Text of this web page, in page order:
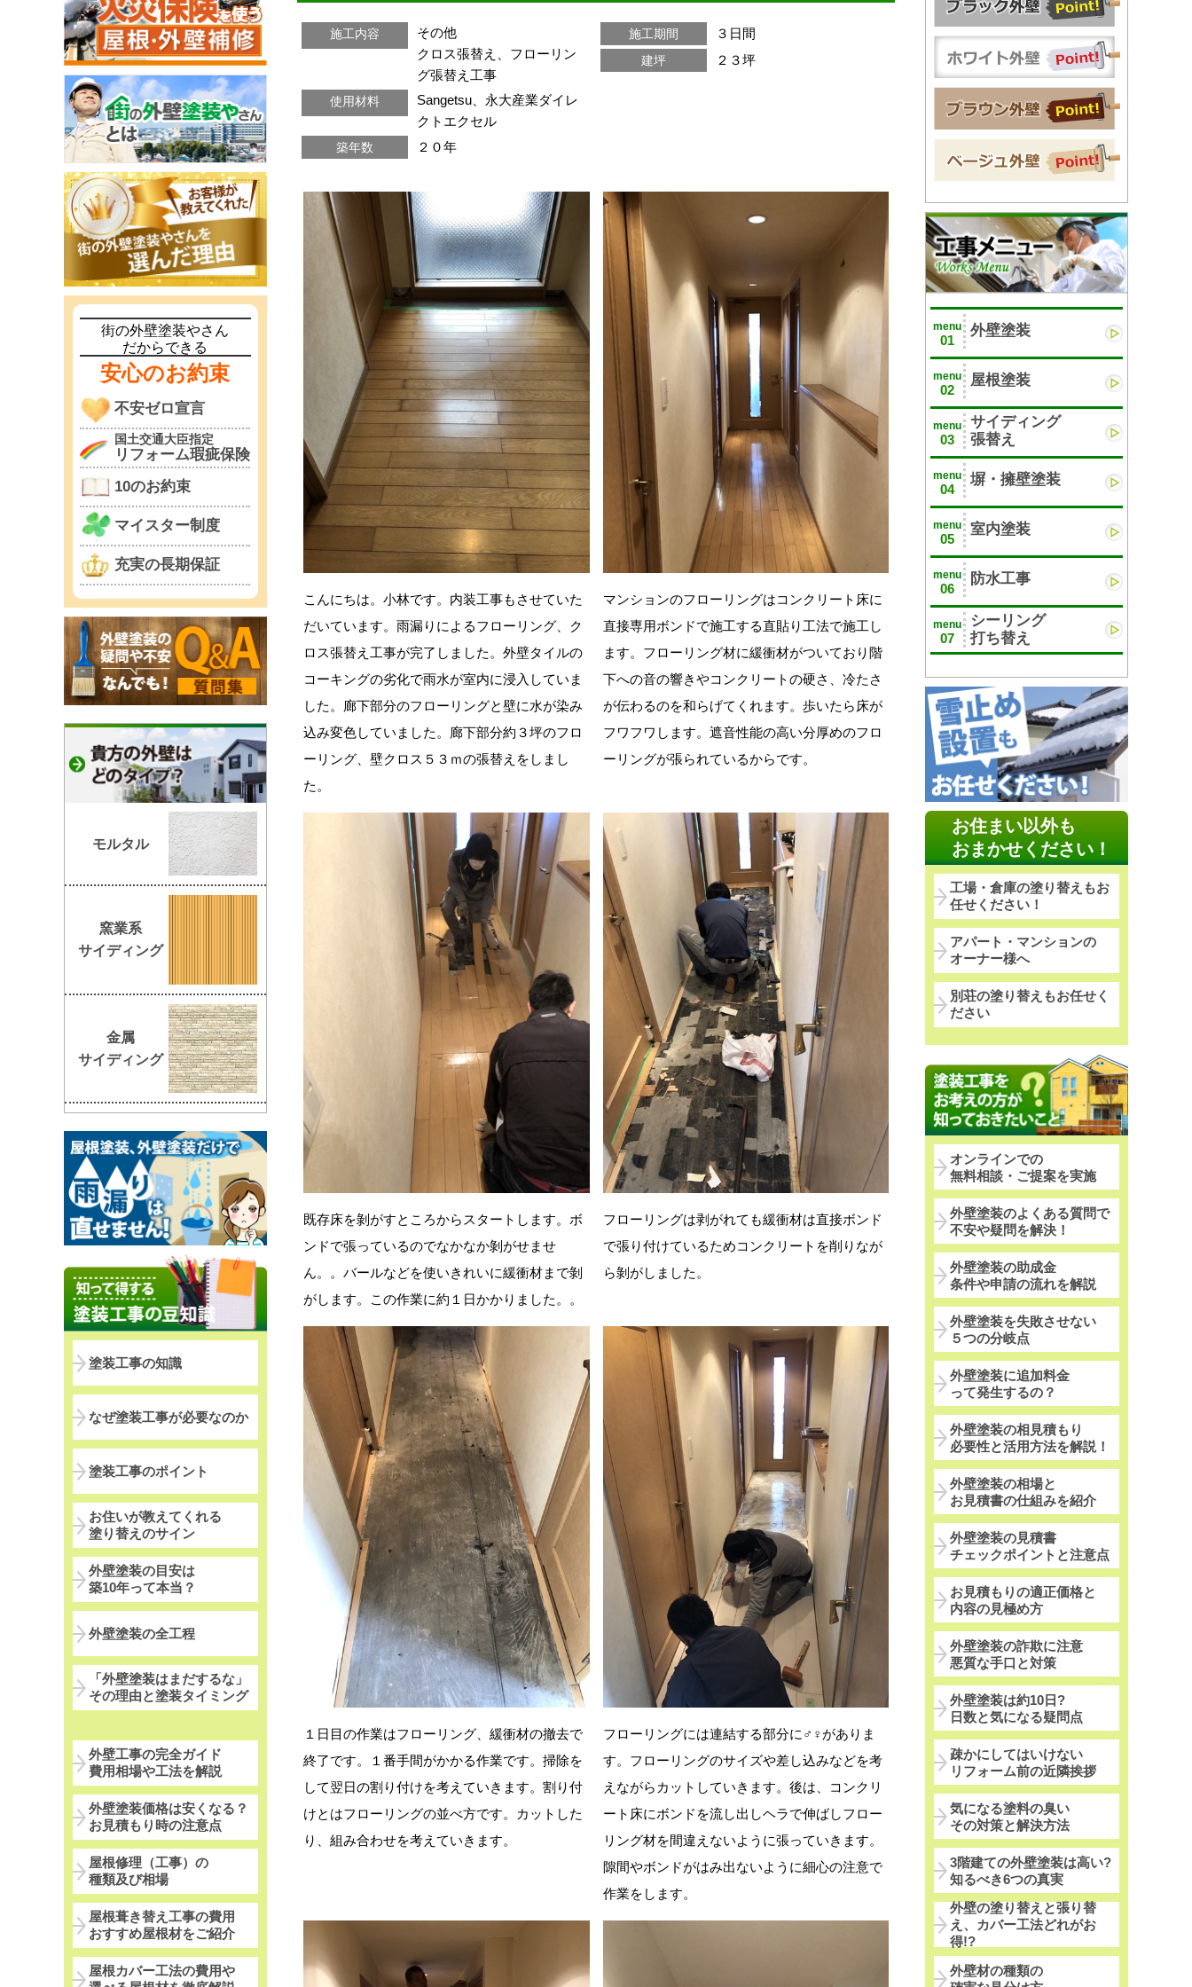
施工内容
その他
クロス張替え、フローリン
グ張替え工事
使用材料
Sangetsu、永大産業ダイレ
クトエクセル
築年数 ２０年
施工期間 ３日間
建坪 ２３坪
こんにちは。小林です。内装工事もさせていた
だいています。雨漏りによるフローリング、ク
ロス張替え工事が完了しました。外壁タイルの
コーキングの劣化で雨水が室内に浸入していま
した。廊下部分のフローリングと壁に水が染み
込み変色していました。廊下部分約３坪のフロ
ーリング、壁クロス５３ｍの張替えをしまし
た。
マンションのフローリングはコンクリート床に
直接専用ボンドで施工する直貼り工法で施工し
ます。フローリング材に緩衝材がついており階
下への音の響きやコンクリートの硬さ、冷たさ
が伝わるのを和らげてくれます。歩いたら床が
フワフワします。遮音性能の高い分厚めのフロ
ーリングが張られているからです。
既存床を剝がすところからスタートします。ボ
ンドで張っているのでなかなか剝がせませ
ん。。バールなどを使いきれいに緩衝材まで剝
がします。この作業に約１日かかりました。。
フローリングは剥がれても緩衝材は直接ボンド
で張り付けているためコンクリートを削りなが
ら剝がしました。
１日目の作業はフローリング、緩衝材の撤去で
終了です。１番手間がかかる作業です。掃除を
して翌日の割り付けを考えていきます。割り付
けとはフローリングの並べ方です。カットした
り、組み合わせを考えていきます。
フローリングには連結する部分に♂♀がありま
す。フローリングのサイズや差し込みなどを考
えながらカットしていきます。後は、コンクリ
ート床にボンドを流し出しヘラで伸ばしフロー
リング材を間違えないように張っていきます。
隙間やボンドがはみ出ないように細心の注意で
作業をします。
menu
01
外壁塗装
menu
02
屋根塗装
menu
03
サイディング
張替え
menu
04
塀・擁壁塗装
menu
05
室内塗装
menu
06
防水工事
menu
07
シーリング
打ち替え
お住まい以外も
おまかせください！
工場・倉庫の塗り替えもお
任せください！
アパート・マンションの
オーナー様へ
別荘の塗り替えもお任せく
ださい
オンラインでの
無料相談・ご提案を実施
外壁塗装のよくある質問で
不安や疑問を解決！
外壁塗装の助成金
条件や申請の流れを解説
外壁塗装を失敗させない
５つの分岐点
外壁塗装に追加料金
って発生するの？
外壁塗装の相見積もり
必要性と活用方法を解説！
外壁塗装の相場と
お見積書の仕組みを紹介
外壁塗装の見積書
チェックポイントと注意点
お見積もりの適正価格と
内容の見極め方
外壁塗装の詐欺に注意
悪質な手口と対策
外壁塗装は約10日?
日数と気になる疑問点
疎かにしてはいけない
リフォーム前の近隣挨拶
気になる塗料の臭い
その対策と解決方法
3階建ての外壁塗装は高い?
知るべき6つの真実
外壁の塗り替えと張り替
え、カバー工法どれがお
得!?
外壁材の種類の
街の外壁塗装やさん
だからできる
安心のお約束
不安ゼロ宣言
国土交通大臣指定
リフォーム瑕疵保険
10のお約束
マイスター制度
充実の長期保証
モルタル
窯業系
サイディング
金属
サイディング
塗装工事の知識
なぜ塗装工事が必要なのか
塗装工事のポイント
お住いが教えてくれる
塗り替えのサイン
外壁塗装の目安は
築10年って本当？
外壁塗装の全工程
「外壁塗装はまだするな」
その理由と塗装タイミング
外壁工事の完全ガイド
費用相場や工法を解説
外壁塗装価格は安くなる？
お見積もり時の注意点
屋根修理（工事）の
種類及び相場
屋根葺き替え工事の費用
おすすめ屋根材をご紹介
屋根カバー工法の費用や